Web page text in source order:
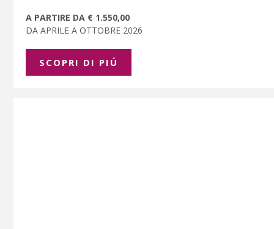
A PARTIRE DA € 1.550,00
DA APRILE A OTTOBRE 2026
SCOPRI DI PIÚ